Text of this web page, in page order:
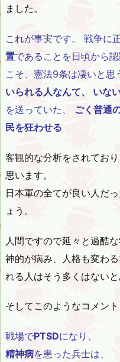
ました。
これが事実です。 戦争に
置であることを日頃から
こそ、憲法9条は凄いと思
いられる人なんて、 いな
を送っていた、 ごく普通
民を狂わせる
客観的な分析をされてお
思います。
日本軍の全てが良い人だ
ょう。
人間ですので延々と過酷
神的が病み、人格も変わ
れる人はそう多くはないと
そしてこのようなコメント
戦場でPTSDになり、
精神病を患った兵士は、